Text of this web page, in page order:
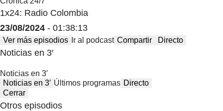
1x24: Radio Colombia
23/08/2024 - 01:38:13
Ver más episodios Ir al podcast Compartir Directo
Noticias en 3′
Noticias en 3′
Noticias en 3′ Últimos programas Directo
Cerrar
Otros episodios